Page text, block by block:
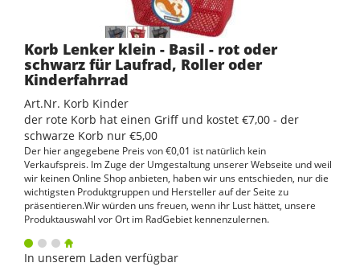
Korb Lenker klein - Basil - rot oder
schwarz für Laufrad, Roller oder
Kinderfahrrad
Art.Nr. Korb Kinder
der rote Korb hat einen Griff und kostet €7,00 - der
schwarze Korb nur €5,00
Der hier angegebene Preis von €0,01 ist natürlich kein
Verkaufspreis. Im Zuge der Umgestaltung unserer Webseite und weil
wir keinen Online Shop anbieten, haben wir uns entschieden, nur die
wichtigsten Produktgruppen und Hersteller auf der Seite zu
präsentieren.Wir würden uns freuen, wenn ihr Lust hättet, unsere
Produktauswahl vor Ort im RadGebiet kennenzulernen.
In unserem Laden verfügbar